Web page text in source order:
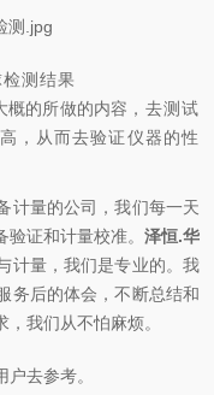
测结果
的所做的内容， 去测试
，从而去验证仪器的性
计量的公司，我们每一天
证和计量校准。 泽恒.华
计量，我们是专业的。我
务后的体会，不断总结和
我们从不怕麻烦。
去参考。